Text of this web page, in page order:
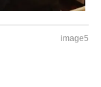
image5